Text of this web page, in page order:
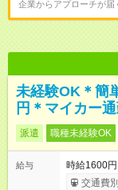
企業からアプローチが届
未経験OK＊簡
円＊マイカー通
派遣 職種未経験OK
給与
時給1600
交通費